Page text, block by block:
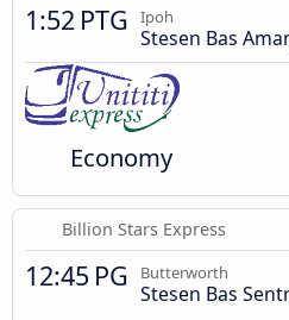
1:52 PTG Ipoh
Stesen Bas
Economy
Billion Stars Express
12:45 PG Butterworth
Stesen Bas